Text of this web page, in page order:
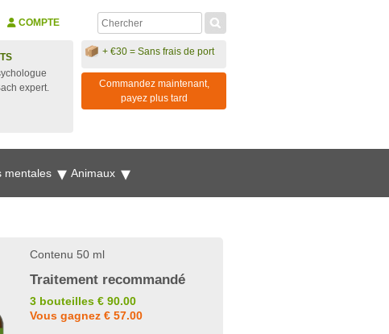
COMPTE
expert.
+ €30 = Sans frais de port
Commandez maintenant,
payez plus tard
mentales Animaux
Contenu 50 ml
Traitement recommandé
3 bouteilles € 90.00
Vous gagnez € 57.00